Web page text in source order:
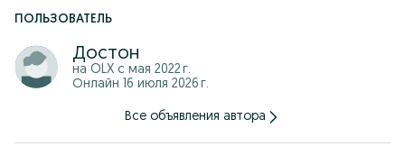
ПОЛЬЗОВАТЕЛЬ
Достон
на OLX с мая 2022 г.
Онлайн 16 июля 2026 г.
Все объявления автора